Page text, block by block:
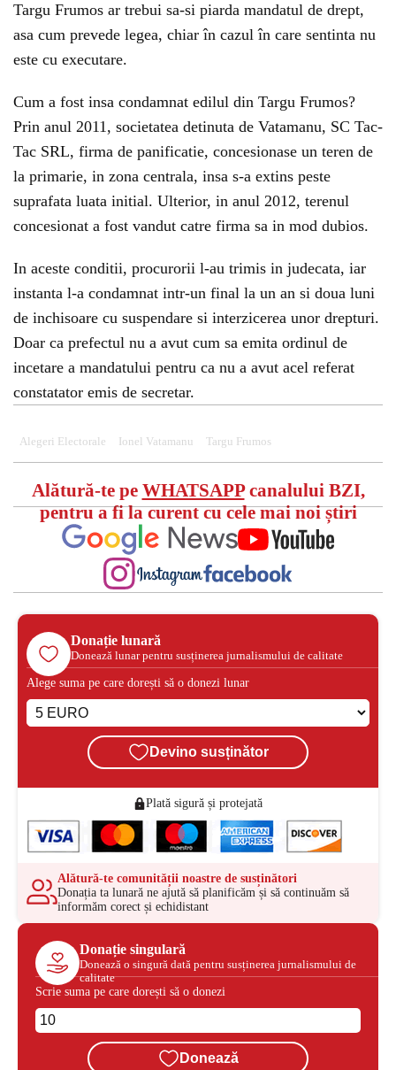
Targu Frumos ar trebui sa-si piarda mandatul de drept,
asa cum prevede legea, chiar în cazul în care sentinta nu
este cu executare.
Cum a fost insa condamnat edilul din Targu Frumos?
Prin anul 2011, societatea detinuta de Vatamanu, SC Tac-
Tac SRL, firma de panificatie, concesionase un teren de
la primarie, in zona centrala, insa s-a extins peste
suprafata luata initial. Ulterior, in anul 2012, terenul
concesionat a fost vandut catre firma sa in mod dubios.
In aceste conditii, procurorii l-au trimis in judecata, iar
instanta l-a condamnat intr-un final la un an si doua luni
de inchisoare cu suspendare si interzicerea unor drepturi.
Doar ca prefectul nu a avut cum sa emita ordinul de
incetare a mandatului pentru ca nu a avut acel referat
constatator emis de secretar.
Alegeri Electorale Ionel Vatamanu Targu Frumos
Alătură-te pe WHATSAPPcanalului BZI,
pentru a fi la curent cu cele mai noi știri
Donație lunară
Donează lunar pentru susținerea jurnalismului de calitate
Alege suma pe care dorești să o donezi lunar
Devino susținător
Plată sigură și protejată
Alătură-te comunității noastre de susținători
Donația ta lunară ne ajută să planificăm și să continuăm să
informăm corect și echidistant
Donație singulară
Donează o singură dată pentru susținerea jurnalismului de
calitate
Scrie suma pe care dorești să o donezi
Donează